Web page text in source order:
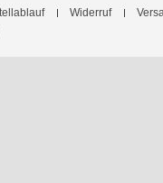
Widerruf